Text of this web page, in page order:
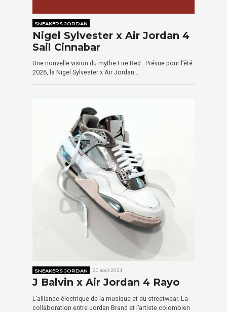
SNEAKERS JORDAN
Nigel Sylvester x Air Jordan 4
Sail Cinnabar
Une nouvelle vision du mythe Fire Red. Prévue pour l’été
2026, la Nigel Sylvester x Air Jordan…
SNEAKERS JORDAN 20 août 2024
J Balvin x Air Jordan 4 Rayo
L’alliance électrique de la musique et du streetwear. La
collaboration entre Jordan Brand et l’artiste colombien